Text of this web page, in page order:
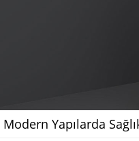
Modern Yapılarda